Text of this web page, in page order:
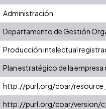
Administración
Departamento de Gestión
Producción intelectual
Plan estratégico de la empresa
http://purl.org/coar/
http://purl.org/coar/version/